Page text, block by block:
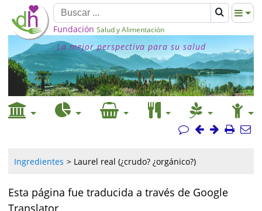
Fundación Salud y Alimentación
La mejor perspectiva para su salud
Ingredientes Laurel real (¿crudo? ¿orgánico?)
Esta página fue traducida a través de Google
Translator